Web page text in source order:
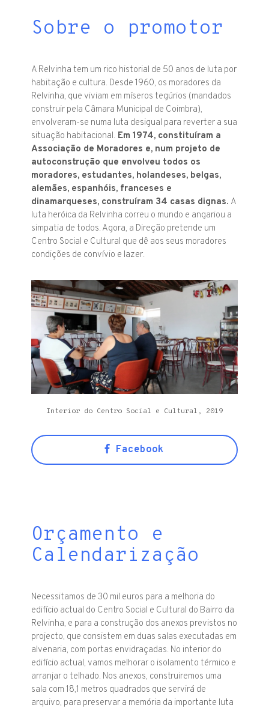
Sobre o promotor
A Relvinha tem um rico historial de 50 anos de luta por
habitação e cultura. Desde 1960, os moradores da
Relvinha, que viviam em míseros tegúrios (mandados
construir pela Câmara Municipal de Coimbra),
envolveram-se numa luta desigual para reverter a sua
situação habitacional. Em 1974, constituíram a
Associação de Moradores e, num projeto de
autoconstrução que envolveu todos os
moradores, estudantes, holandeses, belgas,
alemães, espanhóis, franceses e
dinamarqueses, construíram 34 casas dignas. A
luta heróica da Relvinha correu o mundo e angariou a
simpatia de todos. Agora, a Direção pretende um
Centro Social e Cultural que dê aos seus moradores
condições de convívio e lazer.
Interior do Centro Social e Cultural, 2019
Facebook
Orçamento e
Calendarização
Necessitamos de 30 mil euros para a melhoria do
edifício actual do Centro Social e Cultural do Bairro da
Relvinha, e para a construção dos anexos previstos no
projecto, que consistem em duas salas executadas em
alvenaria, com portas envidraçadas. No interior do
edifício actual, vamos melhorar o isolamento térmico e
arranjar o telhado. Nos anexos, construiremos uma
sala com 18,1 metros quadrados que servirá de
arquivo, para preservar a memória da importante luta